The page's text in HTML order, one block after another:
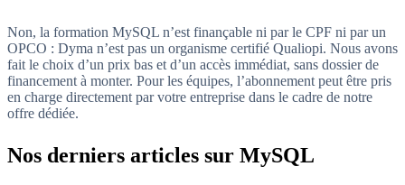
Non, la formation MySQL n’est finançable ni par le CPF ni par un
OPCO : Dyma n’est pas un organisme certifié Qualiopi. Nous avons
fait le choix d’un prix bas et d’un accès immédiat, sans dossier de
financement à monter. Pour les équipes, l’abonnement peut être pris
en charge directement par votre entreprise dans le cadre de notre
offre dédiée.
Nos derniers articles sur MySQL